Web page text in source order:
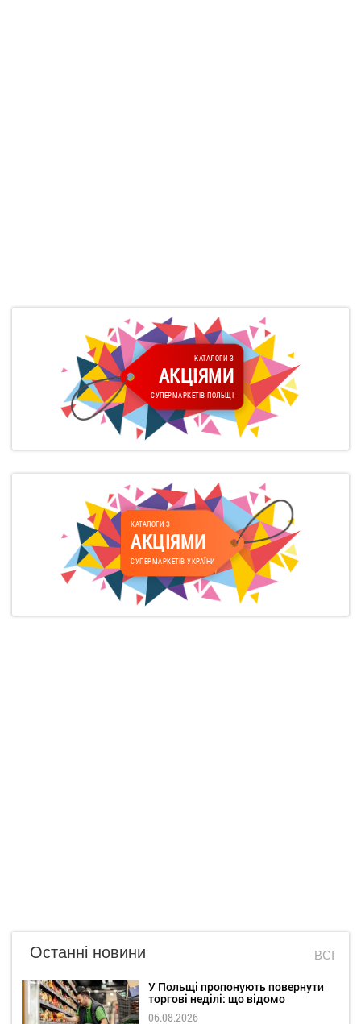
КАТАЛОГИ З
АКЦІЯМИ
СУПЕРМАРКЕТІВ ПОЛЬЩІ
КАТАЛОГИ З
АКЦІЯМИ
СУПЕРМАРКЕТІВ УКРАЇНИ
Останні новини ВСІ
У Польщі пропонують повернути
торгові неділі: що відомо
06.08.2026